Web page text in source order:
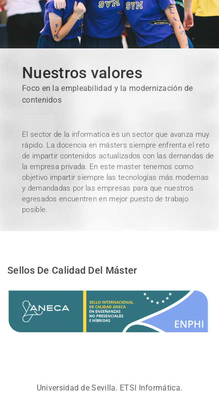
Nuestros valores
Foco en la empleabilidad y la modernización de
contenidos
El sector de la informatica es un sector que avanza muy
rápido. La docencia en másters siempre enfrenta el reto
de impartir contenidos actualizados con las demandas de
la empresa privada. En este master tenemos como
objetivo impartir siempre las tecnologías más modernas
y demandadas por las empresas para que nuestros
egresados encuentren en mejor puesto de trabajo
posible.
Sellos De Calidad Del Máster
Universidad de Sevilla. ETSI Informática.